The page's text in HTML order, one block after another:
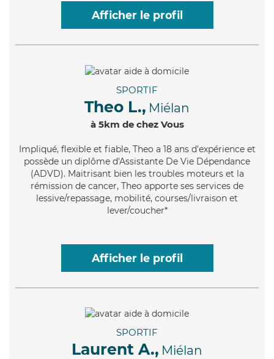
Afficher le profil
SPORTIF
Theo L., Miélan
à 5km de chez Vous
Impliqué, flexible et fiable, Theo a 18 ans d'expérience et
possède un diplôme d'Assistante De Vie Dépendance
(ADVD). Maitrisant bien les troubles moteurs et la
rémission de cancer, Theo apporte ses services de
lessive/repassage, mobilité, courses/livraison et
lever/coucher*
Afficher le profil
SPORTIF
Laurent A., Miélan